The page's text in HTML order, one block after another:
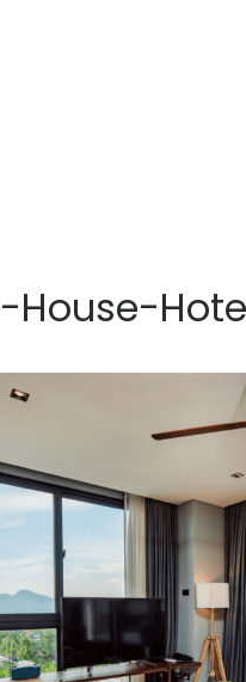
House-